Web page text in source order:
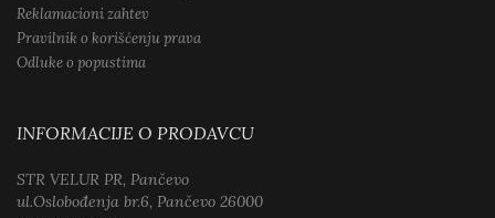
Reklamacioni zahtev
Pravilnik o korišćenju prava
Odluke o popustima
INFORMACIJE O PRODAVCU
STR VELUR PR, Pančevo
ul.Oslobođenja br.6, Pančevo 26000